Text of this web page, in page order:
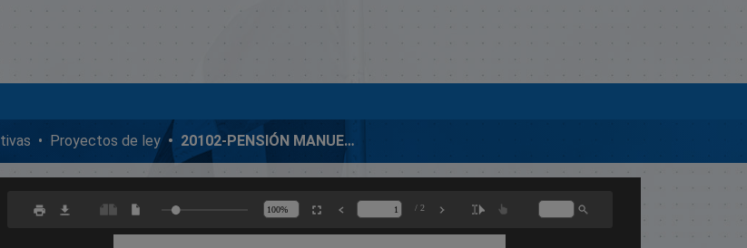
Proyectos de ley 20102-PENSIÓN MANUEL MENDEZ RAMÍREZ